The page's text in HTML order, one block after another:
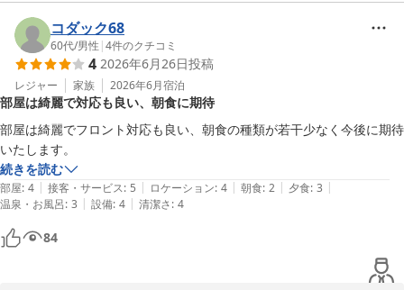
とても嬉しい口コミを投稿いただき、スタッフ一同
今後の励みにもなります。
又、豊田市へお越しの際はビジネスホテルこさなぎへお越しくださ
いませ。
心よりお越しをお待ちしております。
ビジネスホテルこさなぎ
代表　高橋さとえ
ビジネスホテル こさなぎ
コダック68
60代/男性 |4件のクチコミ
4 2026年6月26日投稿
レジャー 家族 2026年6月宿泊
部屋は綺麗で対応も良い、朝食に期待
部屋は綺麗でフロント対応も良い、朝食の種類が若干少なく今後に期待
いたします。
続きを読む
部屋: 4 | 接客・サービス: 5 | ロケーション: 4 | 朝食: 2 | 夕食: 3 |
温泉・お風呂: 3 | 設備: 4 | 清潔さ: 4
84